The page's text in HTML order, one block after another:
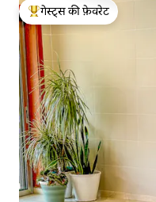
गेस्ट्स का टॉप फ़ेवरेट
गेस्ट्स की फ़ेवरेट